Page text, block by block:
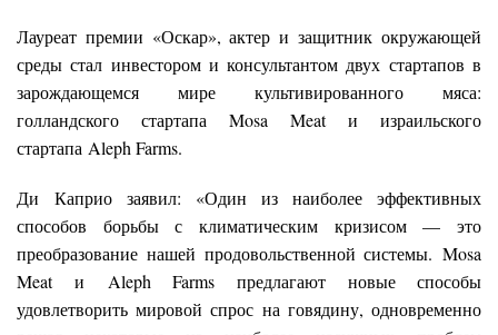
Лауреат премии «Оскар», актер и защитник окружающей
среды стал инвестором и консультантом двух стартапов в
зарождающемся мире культивированного мяса:
голландского стартапа Mosa Meat и израильского
стартапа Aleph Farms.
Ди Каприо заявил: «Один из наиболее эффективных
способов борьбы с климатическим кризисом — это
преобразование нашей продовольственной системы. Mosa
Meat и Aleph Farms предлагают новые способы
удовлетворить мировой спрос на говядину, одновременно